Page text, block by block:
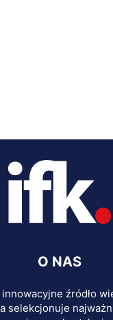
O NAS
źródło
selekcjonuje